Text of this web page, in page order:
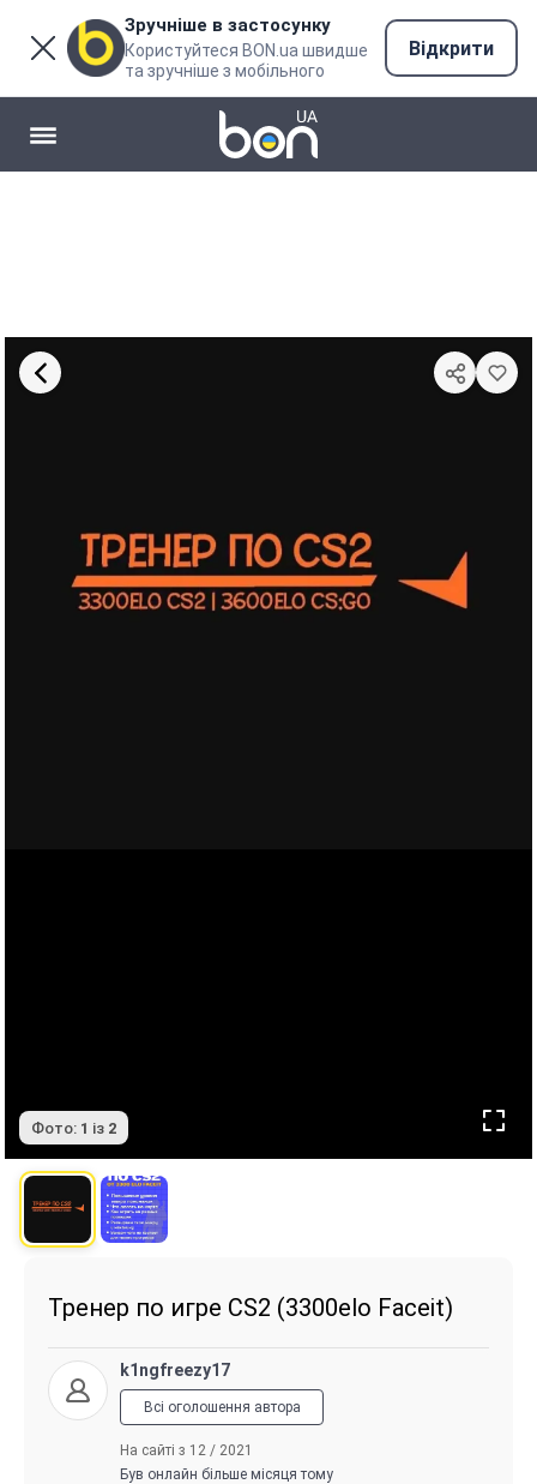
Зручніше в застосунку
Користуйтеся BON.ua швидше
та зручніше з мобільного
Відкрити
Фото: 1 із 2
Тренер по игре CS2 (3300elo Faceit)
k1ngfreezy17
Всі оголошення автора
На сайті з 12 / 2021
Був онлайн більше місяця тому